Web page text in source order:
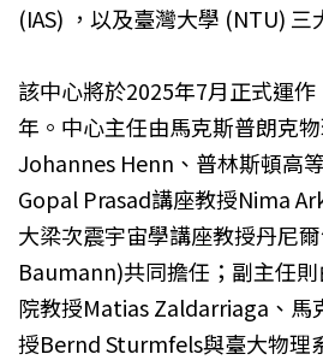
(IAS) ，以及臺灣大學 (NTU) 三
該中心將於2025年7月正式運
年。中心主任由馬克斯普朗克
Johannes Henn、普林斯頓高
Gopal Prasad講座教授Nima
大梁次震宇宙學講座教授丹尼
Baumann)共同擔任；副主任
院教授Matias Zaldarriaga、馬
授Bernd Sturmfels與臺大物理